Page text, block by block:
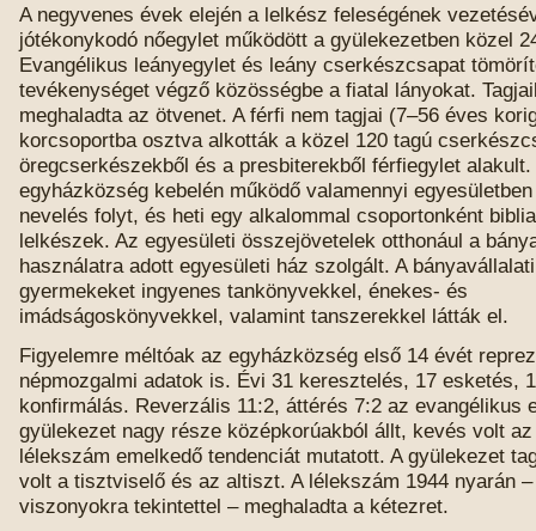
A negyvenes évek elején a lelkész feleségének
jótékonykodó nőegylet működött a gyülekezetben közel
Evangélikus leányegylet és leány cserkészcsapat
tevékenységet végző közösségbe a fiatal lányokat.
meghaladta az ötvenet. A férfi nem tagjai (7–56 éves
korcsoportba osztva alkották a közel 120 tagú
öregcserkészekből és a presbiterekből férfiegylet alakult.
egyházközség kebelén működő valamennyi
nevelés folyt, és heti egy alkalommal csoportonként
lelkészek. Az egyesületi összejövetelek otthonául a
használatra adott egyesületi ház szolgált. A
gyermekeket ingyenes tankönyvekkel, énekes- és
imádságoskönyvekkel, valamint tanszerekkel látták el.
Figyelemre méltóak az egyházközség első 14 évét
népmozgalmi adatok is. Évi 31 keresztelés, 17 esketés,
konfirmálás. Reverzális 11:2, áttérés 7:2 az evangélikus
gyülekezet nagy része középkorúakból állt, kevés volt az
lélekszám emelkedő tendenciát mutatott. A gyülekezet
volt a tisztviselő és az altiszt. A lélekszám 1944 nyarán
viszonyokra tekintettel – meghaladta a kétezret.